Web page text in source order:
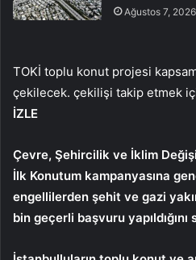
Ağustos 7, 2026
TOKİ toplu konut projesi
çekilecek. çekilişi takip etmek
İZLE
Çevre, Şehircilik ve İklim
İlk Konutum kampanyasına
engellilerden şehit ve gazi
bin geçerli başvuru yapıldığını